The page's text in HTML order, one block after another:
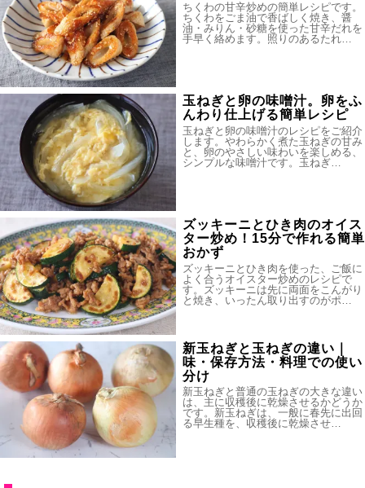
ちくわの甘辛炒めの簡単レシピです。
ちくわをごま油で香ばしく焼き、醤
油・みりん・砂糖を使った甘辛だれを
手早く絡めます。照りのあるたれ…
玉ねぎと卵の味噌汁。卵をふ
んわり仕上げる簡単レシピ
玉ねぎと卵の味噌汁のレシピをご紹介
します。やわらかく煮た玉ねぎの甘み
と、卵のやさしい味わいを楽しめる、
シンプルな味噌汁です。玉ねぎ…
ズッキーニとひき肉のオイス
ター炒め！15分で作れる簡単
おかず
ズッキーニとひき肉を使った、ご飯に
よく合うオイスター炒めのレシピで
す。ズッキーニは先に両面をこんがり
と焼き、いったん取り出すのがポ…
新玉ねぎと玉ねぎの違い｜
味・保存方法・料理での使い
分け
新玉ねぎと普通の玉ねぎの大きな違い
は、主に収穫後に乾燥させるかどうか
です。新玉ねぎは、一般に春先に出回
る早生種を、収穫後に乾燥させ…